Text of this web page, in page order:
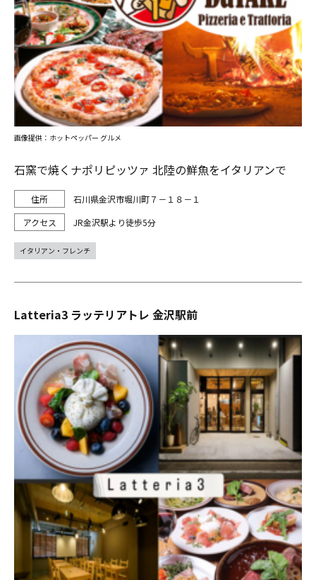
石窯で焼くナポリピッツァ 北陸の鮮魚をイタリアンで
石川県金沢市堀川町７－１８－１
JR金沢駅より徒歩5分
画像提供：ホットペッパー グルメ
イタリアン・フレンチ
Latteria3 ラッテリアトレ 金沢駅前